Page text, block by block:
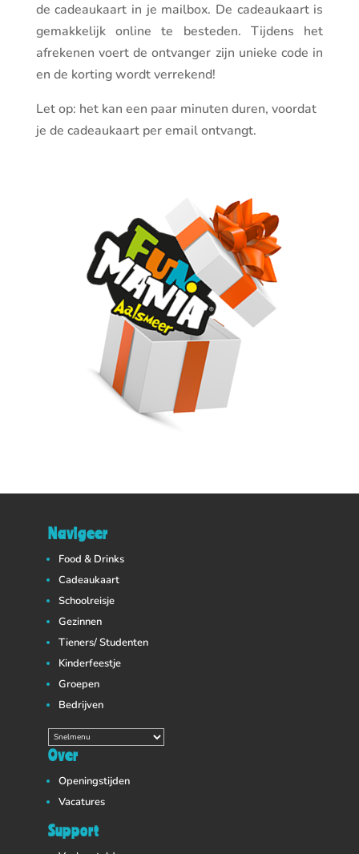
de cadeaukaart in je mailbox. De cadeaukaart is
gemakkelijk online te besteden. Tijdens het
afrekenen voert de ontvanger zijn unieke code in
en de korting wordt verrekend!
Let op: het kan een paar minuten duren, voordat
je de cadeaukaart per email ontvangt.
Navigeer
Food & Drinks
Cadeaukaart
Schoolreisje
Gezinnen
Tieners/ Studenten
Kinderfeestje
Groepen
Bedrijven
Over
Openingstijden
Vacatures
Support